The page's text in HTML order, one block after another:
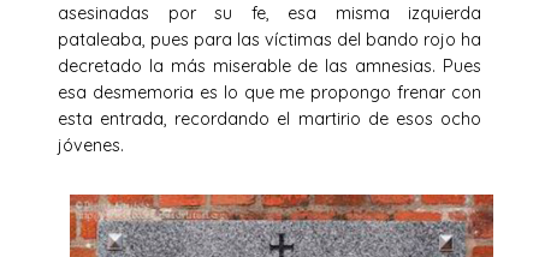
asesinadas por su fe, esa misma izquierda
pataleaba, pues para las víctimas del bando rojo ha
decretado la más miserable de las amnesias. Pues
esa desmemoria es lo que me propongo frenar con
esta entrada, recordando el martirio de esos ocho
jóvenes.